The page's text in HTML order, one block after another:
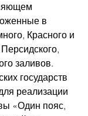
в
Красного и
заливов.
государств
реализации
«Один пояс,